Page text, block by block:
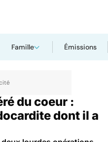
Famille Émissions
du coeur :
dont il a